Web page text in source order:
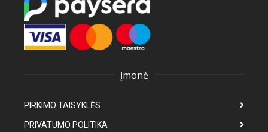
Įmonė
PIRKIMO TAISYKLĖS
PRIVATUMO POLITIKA